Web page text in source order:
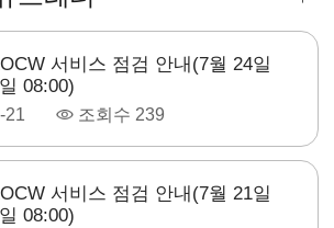
서비스 점검 안내(7월 24일
08:00)
21 조회수 239
서비스 점검 안내(7월 21일
08:00)